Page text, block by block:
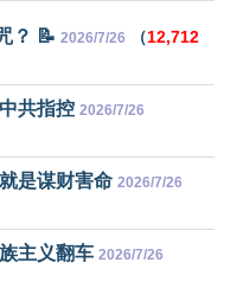
？ 📝 2026/7/26 （12,712
共指控 2026/7/26
是谋财害命 2026/7/26
主义翻车 2026/7/26